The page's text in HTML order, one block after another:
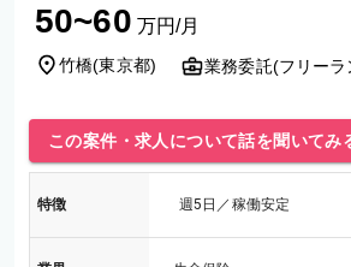
50~60 万円/月
竹橋(東京都) 業務委託(フリーラ
この案件・求人について話を聞いてみ
特徴 週5日／稼働安定